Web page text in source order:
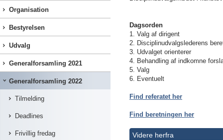
Organisation
Bestyrelsen
Udvalg
Generalforsamling 2021
Generalforsamling 2022
Tilmelding
Deadlines
Frivillig fredag
Dagsorden
1. Valg af dirigent
2. Disciplinudvalgslederens
3. Udvalget orienterer
4. Behandling af indkomne
5. Valg
6. Eventuelt
Find referatet her
Find beretningen her
Videre herfra